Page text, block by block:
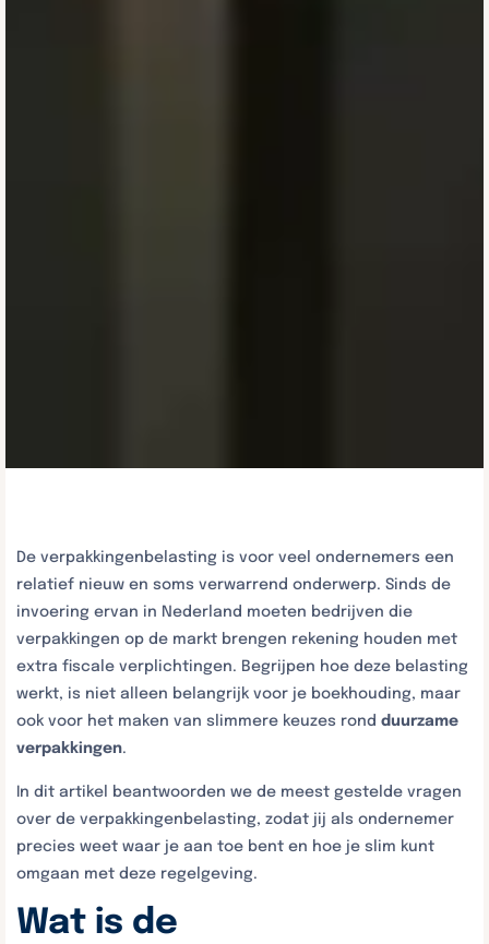
De verpakkingenbelasting is voor veel ondernemers een
relatief nieuw en soms verwarrend onderwerp. Sinds de
invoering ervan in Nederland moeten bedrijven die
verpakkingen op de markt brengen rekening houden met
extra fiscale verplichtingen. Begrijpen hoe deze belasting
werkt, is niet alleen belangrijk voor je boekhouding, maar
ook voor het maken van slimmere keuzes rond duurzame
verpakkingen.
In dit artikel beantwoorden we de meest gestelde vragen
over de verpakkingenbelasting, zodat jij als ondernemer
precies weet waar je aan toe bent en hoe je slim kunt
omgaan met deze regelgeving.
Wat is de